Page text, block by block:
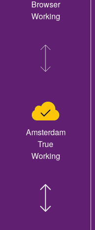
Browser
Working
Amsterdam
True
Working